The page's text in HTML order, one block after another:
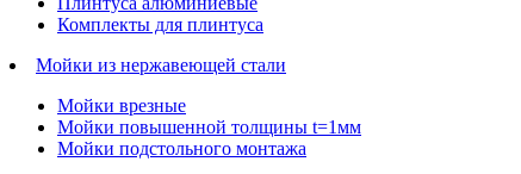
Комплекты для плинтуса
Мойки из нержавеющей стали
Мойки врезные
Мойки повышенной толщины t=1мм
Мойки подстольного монтажа